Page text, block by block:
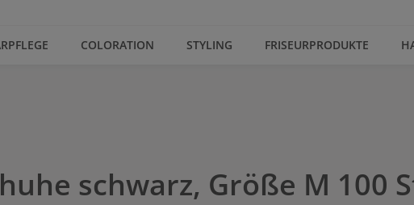
COLORATION STYLING FRISEURPRODUKTE
schwarz, Größe M 100